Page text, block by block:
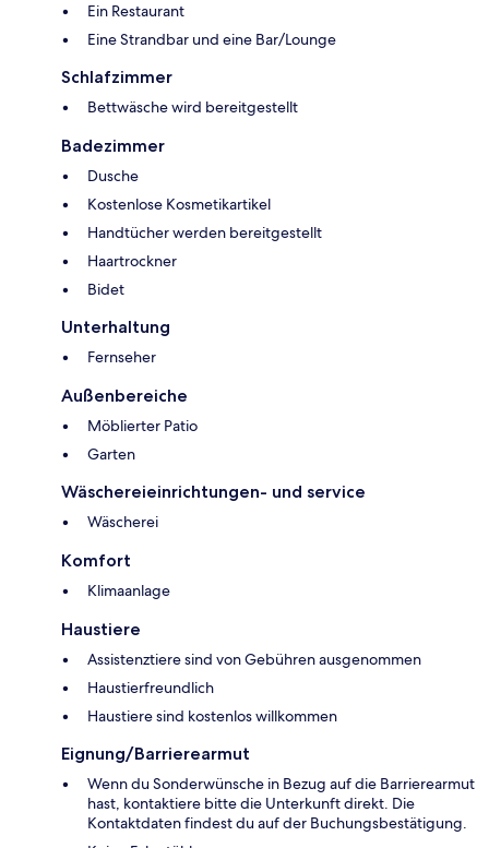
Ein Restaurant
Eine Strandbar und eine Bar/Lounge
Schlafzimmer
Bettwäsche wird bereitgestellt
Badezimmer
Dusche
Kostenlose Kosmetikartikel
Handtücher werden bereitgestellt
Haartrockner
Bidet
Unterhaltung
Fernseher
Außenbereiche
Möblierter Patio
Garten
Wäschereieinrichtungen- und service
Wäscherei
Komfort
Klimaanlage
Haustiere
Assistenztiere sind von Gebühren ausgenommen
Haustierfreundlich
Haustiere sind kostenlos willkommen
Eignung/Barrierearmut
Wenn du Sonderwünsche in Bezug auf die Barrierearmut
hast, kontaktiere bitte die Unterkunft direkt. Die
Kontaktdaten findest du auf der Buchungsbestätigung.